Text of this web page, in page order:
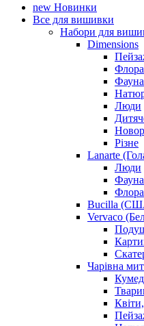
new Новинки
Все для вишивки
Набори для
Dimensions
Флора
Фауна
Люди
Різне
Lanarte
Люди
Фауна
Флора
Bucilla
Vervaco
Чарiвна